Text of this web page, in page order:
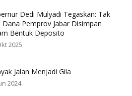
Dedi Mulyadi Tegaskan: Tak
Dana Pemprov Jabar Disimpan
Bentuk Deposito
2025
Jalan Menjadi Gila
2024